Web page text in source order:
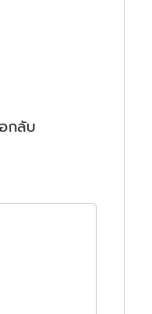
กลับ